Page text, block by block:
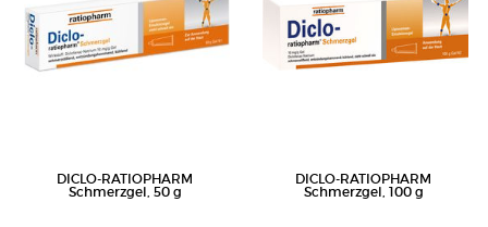
DICLO-RATIOPHARM
Schmerzgel, 50 g
DICLO-RATIOPHARM
Schmerzgel, 100 g